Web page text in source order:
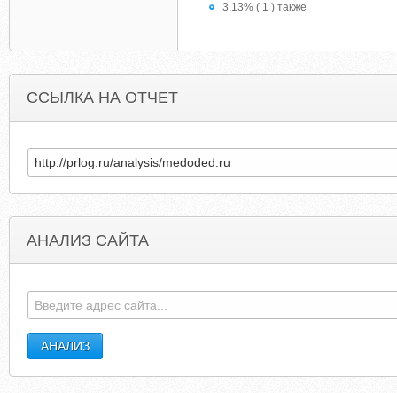
3.13% ( 1 ) также
ССЫЛКА НА ОТЧЕТ
АНАЛИЗ САЙТА